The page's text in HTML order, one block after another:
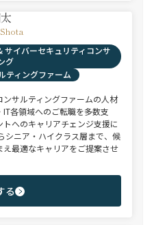
サイバーセキュリティコンサ
グ
ティングファーム
サルティングファームの人材
各領域へのご転職を多数支
へのキャリアチェンジ支援に
シニア・ハイクラス層まで、候
最適なキャリアをご提案させ
る